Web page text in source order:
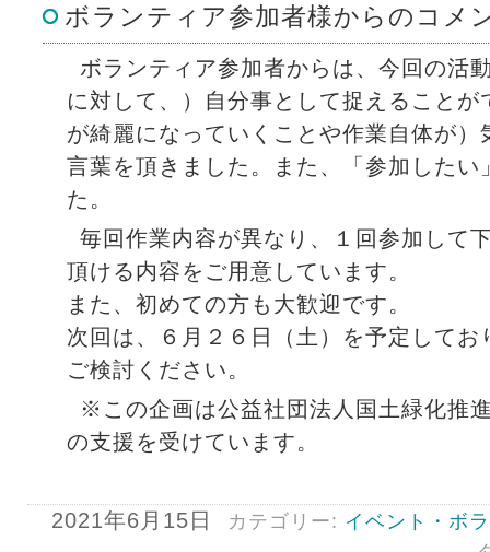
ボランティア参加者様からのコメ
ボランティア参加者からは、今回の活
に対して、）自分事として捉えること
が綺麗になっていくことや作業自体が）
言葉を頂きました。また、「参加したい
た。
毎回作業内容が異なり、１回参加して
頂ける内容をご用意しています。
また、初めての方も大歓迎です。
次回は、６月２６日（土）を予定してお
ご検討ください。
※この企画は公益社団法人国土緑化推
の支援を受けています。
2021年6月15日 カテゴリー: イベント・ボ